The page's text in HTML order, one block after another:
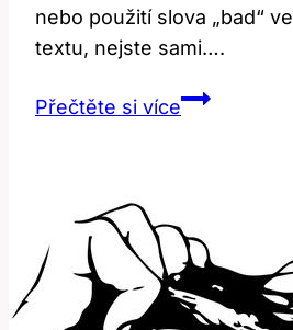
nebo použití slova „bad“
textu, nejste sami….
Přečtěte si víceBad:
Toto
Často
Používané